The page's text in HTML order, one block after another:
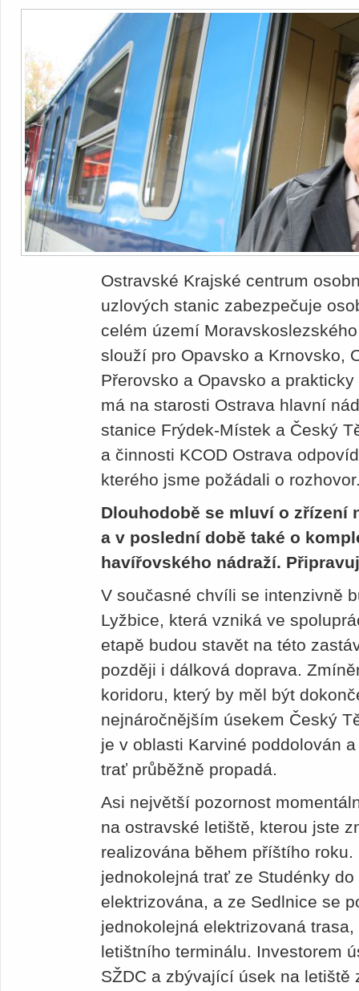
Ostravské Krajské centrum
uzlových stanic zabezpečuje
celém území
slouží pro Opavsko a Krnovsko,
Přerovsko a Opavsko a
má na starosti Ostrava hlavní
stanice Frýdek-Místek a Český
a činnosti KCOD Ostrava
kterého jsme požádali o
Dlouhodobě se mluví o zřízení
a v poslední době také o
havířovského nádraží.
V současné chvíli se intenzivně
Lyžbice, která vzniká ve
etapě budou stavět na této
později i dálková doprava.
koridoru, který by měl být
nejnáročnějším úsekem Český
je v oblasti Karviné poddolován
trať průběžně propadá.
Asi největší pozornost
na ostravské letiště, kterou jste
realizována během příštího
jednokolejná trať ze Studénky
elektrizována, a ze Sedlnice se
jednokolejná elektrizovaná
letištního terminálu. Investorem
SŽDC a zbývající úsek na